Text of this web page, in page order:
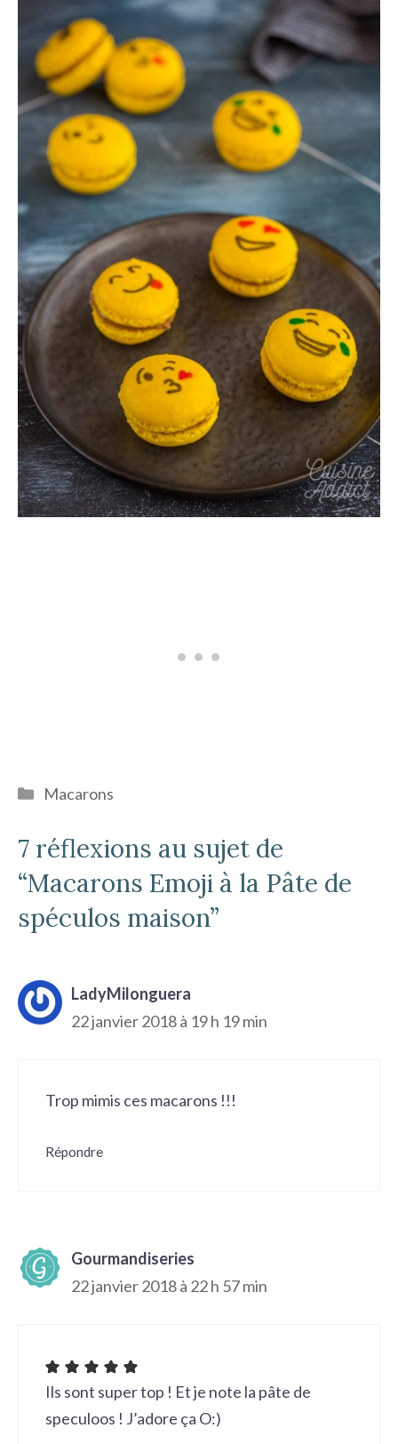
Catégories
Macarons
7 réflexions au sujet de
“Macarons Emoji à la Pâte de
spéculos maison”
LadyMilonguera
22 janvier 2018 à 19 h 19 min
Trop mimis ces macarons !!!
Répondre
Gourmandiseries
22 janvier 2018 à 22 h 57 min
Ils sont super top ! Et je note la pâte de
speculoos ! J’adore ça O:)